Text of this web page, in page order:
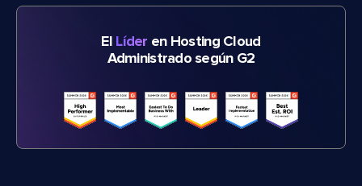
El Líder en Hosting Cloud
Administrado según G2